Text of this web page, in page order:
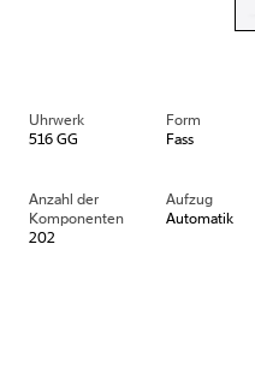
Uhrwerk
516 GG
Form
Fass
Anzahl der
Komponenten
202
Aufzug
Automatik